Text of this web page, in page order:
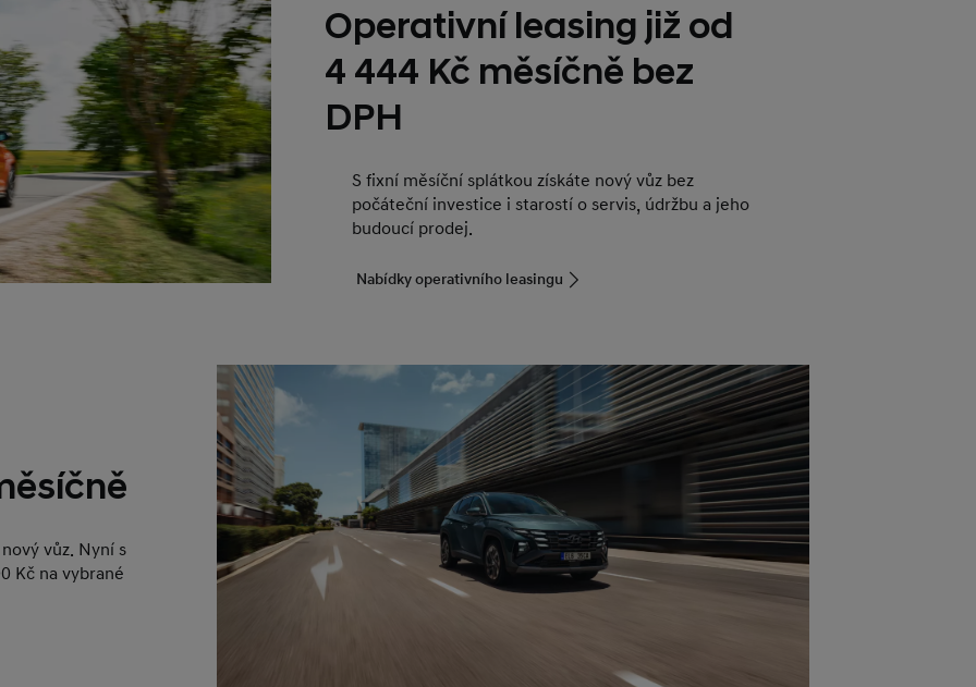
Operativní leasing již od
4 444 Kč měsíčně bez
DPH
S fixní měsíční splátkou získáte nový vůz bez
počáteční investice i starostí o servis, údržbu a jeho
budoucí prodej.
Nabídky operativního leasingu
vůz. Nyní s
Kč na vybrané